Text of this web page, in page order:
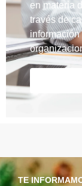
en materia
través de
TE